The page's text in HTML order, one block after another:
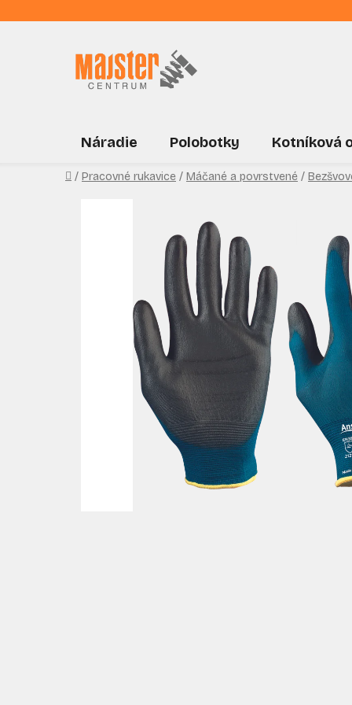
na
Náradie Polobotky Kotníková
Domov
/ Pracovné rukavice / Máčané a povrstvené /